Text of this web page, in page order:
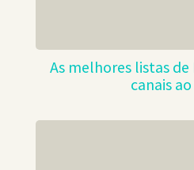
As melhores listas de
canais